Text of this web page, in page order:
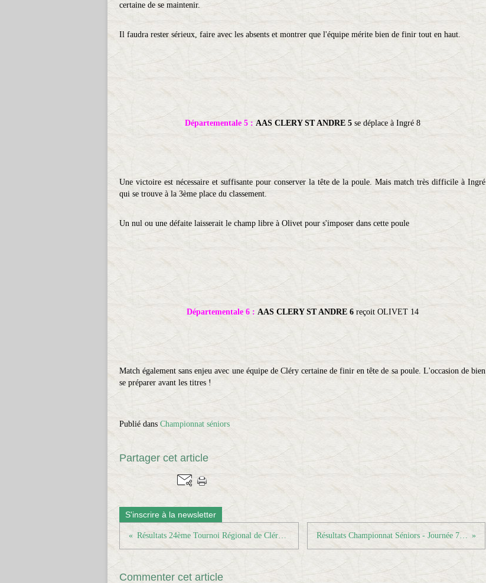
certaine de se maintenir.
Il faudra rester sérieux, faire avec les absents et montrer que l'équipe mérite bien de finir tout en haut.
Départementale 5 : AAS CLERY ST ANDRE 5se déplace à Ingré 8
Une victoire est nécessaire et suffisante pour conserver la tête de la poule. Mais match très difficile à Ingré
qui se trouve à la 3ème place du classement.
Un nul ou une défaite laisserait le champ libre à Olivet pour s'imposer dans cette poule
Départementale 6 : AAS CLERY ST ANDRE 6reçoit OLIVET 14
Match également sans enjeu avec une équipe de Cléry certaine de finir en tête de sa poule. L'occasion de bien
se préparer avant les titres !
Publié dans Championnat séniors
Partager cet article
S'inscrire à la newsletter
Résultats 24ème Tournoi Régional de Cléry St André Résultats Championnat Séniors - Journée 7 - Phase 2
Commenter cet article